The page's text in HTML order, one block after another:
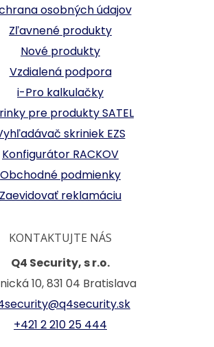
osobných údajov
Zľavnené produkty
Nové produkty
Vzdialená podpora
i-Pro kalkulačky
pre produkty SATEL
skriniek EZS
Konfigurátor RACKOV
Obchodné podmienky
Zaevidovať reklamáciu
KONTAKTUJTE NÁS
Q4 Security, s r.o.
10, 831 04 Bratislava
+421 2 210 25 444